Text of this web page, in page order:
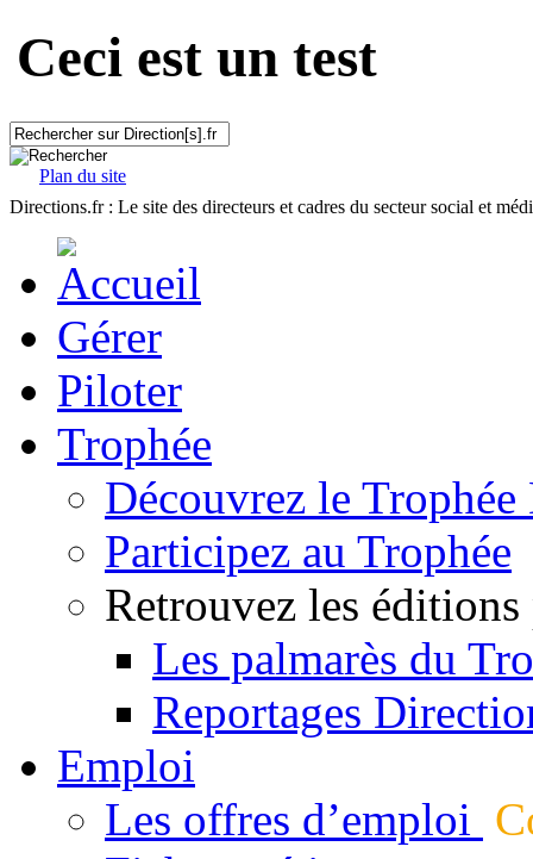
Ceci est un test
Plan du site
Directions.fr : Le site des directeurs et cadres du secteur social et
Gérer
Piloter
Trophée
Découvrez le
Participez au Trophée
Retrouvez les éditions
Les palmarès du
Reportages
Emploi
Les offres d’emploi